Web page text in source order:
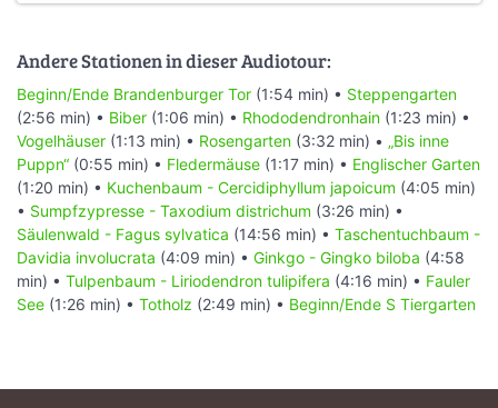
Andere Stationen in dieser Audiotour:
Beginn/Ende Brandenburger Tor (1:54 min) • Steppengarten
(2:56 min) • Biber (1:06 min) • Rhododendronhain (1:23 min) •
Vogelhäuser (1:13 min) • Rosengarten (3:32 min) • „Bis inne
Puppn“ (0:55 min) • Fledermäuse (1:17 min) • Englischer Garten
(1:20 min) • Kuchenbaum - Cercidiphyllum japoicum (4:05 min)
• Sumpfzypresse - Taxodium districhum (3:26 min) •
Säulenwald - Fagus sylvatica (14:56 min) • Taschentuchbaum -
Davidia involucrata (4:09 min) • Ginkgo - Gingko biloba (4:58
min) • Tulpenbaum - Liriodendron tulipifera (4:16 min) • Fauler
See (1:26 min) • Totholz (2:49 min) • Beginn/Ende S Tiergarten